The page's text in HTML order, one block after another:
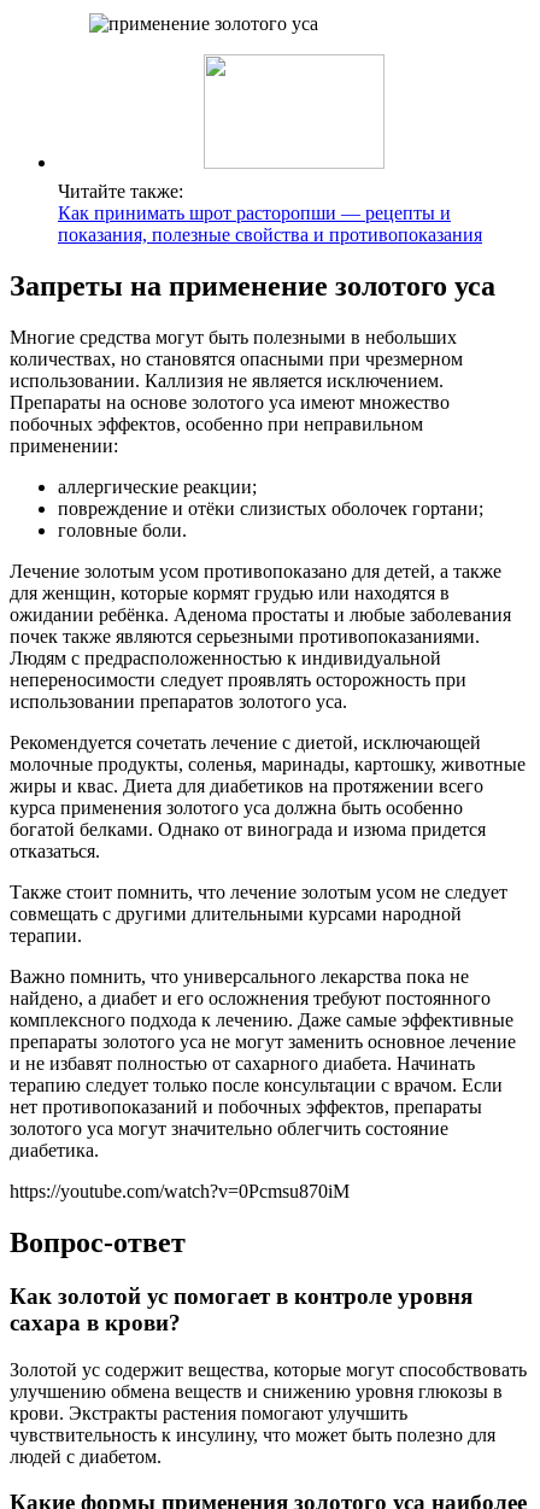
Читайте также:
Как принимать шрот расторопши — рецепты и
показания, полезные свойства и противопоказания
Запреты на применение золотого уса
Многие средства могут быть полезными в небольших
количествах, но становятся опасными при чрезмерном
использовании. Каллизия не является исключением.
Препараты на основе золотого уса имеют множество
побочных эффектов, особенно при неправильном
применении:
аллергические реакции;
повреждение и отёки слизистых оболочек гортани;
головные боли.
Лечение золотым усом противопоказано для детей, а также
для женщин, которые кормят грудью или находятся в
ожидании ребёнка. Аденома простаты и любые заболевания
почек также являются серьезными противопоказаниями.
Людям с предрасположенностью к индивидуальной
непереносимости следует проявлять осторожность при
использовании препаратов золотого уса.
Рекомендуется сочетать лечение с диетой, исключающей
молочные продукты, соленья, маринады, картошку, животные
жиры и квас. Диета для диабетиков на протяжении всего
курса применения золотого уса должна быть особенно
богатой белками. Однако от винограда и изюма придется
отказаться.
Также стоит помнить, что лечение золотым усом не следует
совмещать с другими длительными курсами народной
терапии.
Важно помнить, что универсального лекарства пока не
найдено, а диабет и его осложнения требуют постоянного
комплексного подхода к лечению. Даже самые эффективные
препараты золотого уса не могут заменить основное лечение
и не избавят полностью от сахарного диабета. Начинать
терапию следует только после консультации с врачом. Если
нет противопоказаний и побочных эффектов, препараты
золотого уса могут значительно облегчить состояние
диабетика.
https://youtube.com/watch?v=0Pcmsu870iM
Вопрос-ответ
Как золотой ус помогает в контроле уровня
сахара в крови?
Золотой ус содержит вещества, которые могут способствовать
улучшению обмена веществ и снижению уровня глюкозы в
крови. Экстракты растения помогают улучшить
чувствительность к инсулину, что может быть полезно для
людей с диабетом.
Какие формы применения золотого уса наиболее